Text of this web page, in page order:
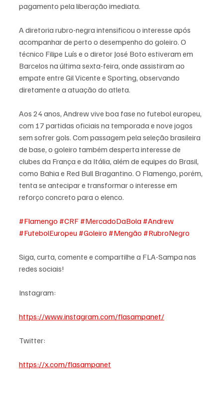
pagamento pela liberação imediata.
A diretoria rubro-negra intensificou o interesse após
acompanhar de perto o desempenho do goleiro. O
técnico Filipe Luís e o diretor José Boto estiveram em
Barcelos na última sexta-feira, onde assistiram ao
empate entre Gil Vicente e Sporting, observando
diretamente a atuação do atleta.
Aos 24 anos, Andrew vive boa fase no futebol europeu,
com 17 partidas oficiais na temporada e nove jogos
sem sofrer gols. Com passagem pela seleção brasileira
de base, o goleiro também desperta interesse de
clubes da França e da Itália, além de equipes do Brasil,
como Bahia e Red Bull Bragantino. O Flamengo, porém,
tenta se antecipar e transformar o interesse em
reforço concreto para o elenco.
#Flamengo #CRF #MercadoDaBola #Andrew
#FutebolEuropeu #Goleiro #Mengão #RubroNegro
Siga, curta, comente e compartilhe a FLA-Sampa nas
redes sociais!
Instagram:
https://www.instagram.com/flasampanet/
Twitter:
https://x.com/flasampanet